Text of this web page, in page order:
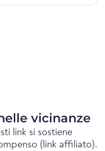
vicinanze
link si sostiene
(link affiliato).